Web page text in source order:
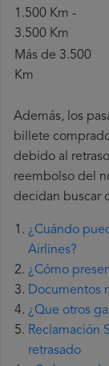
1.500 Km -
3.500 Km
Más de 3.500
Km
Además, los
billete
debido al
reembolso del
decidan buscar
¿Cuándo
Airlines?
¿Cómo
Documentos
¿Que otros
Reclamación
retrasado